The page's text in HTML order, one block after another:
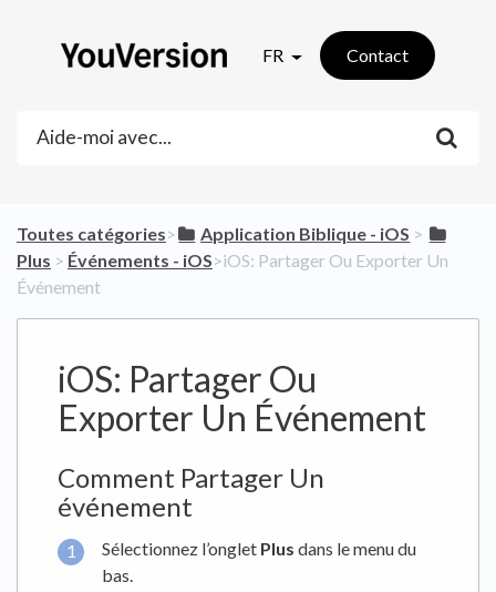
FR Contact
Toutes catégories​>​ ​Application Biblique - iOS ​ > ​
Plus ​ > ​ ​Événements - iOS​>​ iOS: Partager Ou Exporter Un
Événement
iOS: Partager Ou
Exporter Un Événement
Comment Partager Un
événement
Sélectionnez l’onglet Plus dans le menu du
bas.